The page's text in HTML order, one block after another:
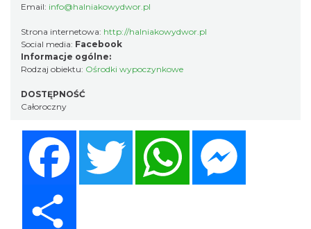
Email: info@halniakowydwor.pl
Strona internetowa: http://halniakowydwor.pl
Social media: Facebook
Informacje ogólne:
Rodzaj obiektu: Ośrodki wypoczynkowe
DOSTĘPNOŚĆ
Całoroczny
Twitter WhatsApp